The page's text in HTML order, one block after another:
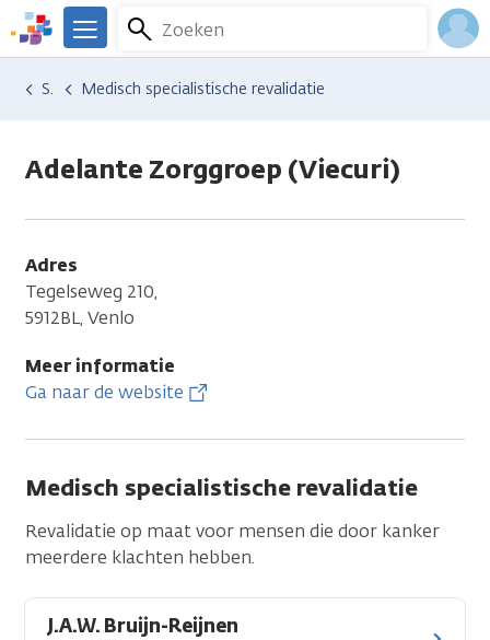
Overslaan
en
naar
We
er
Kanker.nl
Zoeken
Menu
Hulp en ondersteuning
Vind hulp bij kanker
Energie en bewegen
Sport en bewegen Medisch specialistische revalidatie
Adelante Zorggroep (Viecuri)
Adres
Tegelseweg 210,
5912BL, Venlo
Meer informatie
Ga naar de website
Medisch specialistische revalidatie
Revalidatie op maat voor mensen die door kanker
meerdere klachten hebben.
J.A.W. Bruijn-Reijnen